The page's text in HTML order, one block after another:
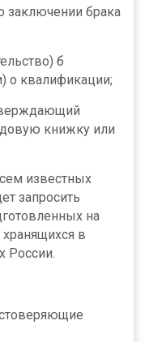
заключении брака
б
о квалификации;
книжку или
известных
запросить
на
в
России.